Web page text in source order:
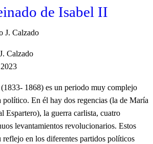
de Isabel II
Calzado
1868) es un periodo muy complejo
político. En él hay dos regencias (la de María
Espartero), la guerra carlista, cuatro
levantamientos revolucionarios. Estos
reflejo en los diferentes partidos políticos